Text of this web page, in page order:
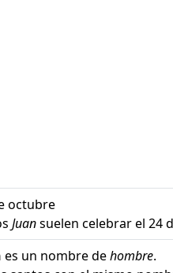
octubre
Juansuelen celebrar el 24
es un nombre dehombre.